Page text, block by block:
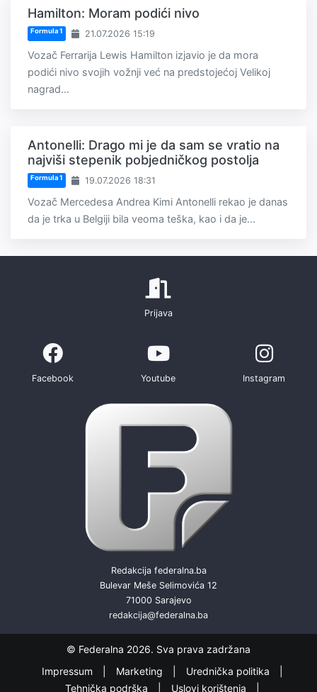
Hamilton: Moram podići nivo
Formula 1 21.07.2026 15:19
Vozač Ferrarija Lewis Hamilton izjavio je da mora
podići nivo svojih vožnji već na predstojećoj Velikoj
nagrad...
Antonelli: Drago mi je da sam se vratio na
najviši stepenik pobjedničkog postolja
Formula 1 19.07.2026 18:31
Vozač Mercedesa Andrea Kimi Antonelli rekao je danas
da je trka u Belgiji bila veoma teška, kao i da je...
Prijava
Facebook Youtube Instagram
Redakcija federalna.ba
Bulevar Meše Selimovića 12
71000 Sarajevo
redakcija@federalna.ba
© Federalna 2026. Sva prava zadržana
Impressum
Marketing
Urednička politika
Tehnička podrška
Uslovi korištenja